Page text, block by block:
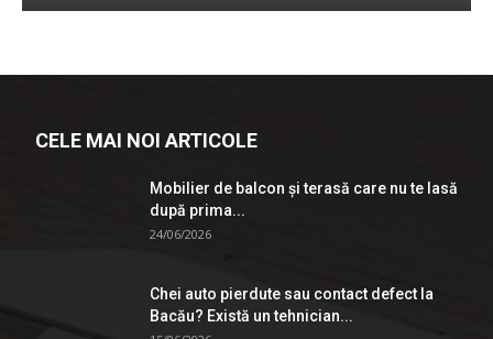
CELE MAI NOI ARTICOLE
Mobilier de balcon și terasă care nu te lasă
după prima...
24/06/2026
Chei auto pierdute sau contact defect la
Bacău? Există un tehnician...